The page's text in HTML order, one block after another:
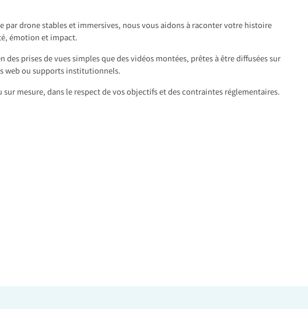
par drone stables et immersives, nous vous aidons à raconter votre histoire
émotion et impact.
des prises de vues simples que des vidéos montées, prêtes à être diffusées sur
web ou supports institutionnels.
mesure, dans le respect de vos objectifs et des contraintes réglementaires.